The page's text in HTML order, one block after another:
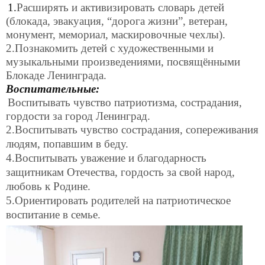
1.Расширять и активизировать словарь детей
(блокада, эвакуация, “дорога жизни”, ветеран,
монумент, мемориал, маскировочные чехлы).
2.Познакомить детей с художественными и
музыкальными произведениями, посвящёнными
Блокаде Ленинграда.
Воспитательные:
Воспитывать чувство патриотизма, сострадания,
гордости за город Ленинград.
2.Воспитывать чувство сострадания, сопереживания
людям, попавшим в беду.
4.Воспитывать уважение и благодарность
защитникам Отечества, гордость за свой народ,
любовь к Родине.
5.Ориентировать родителей на патриотическое
воспитание в семье.